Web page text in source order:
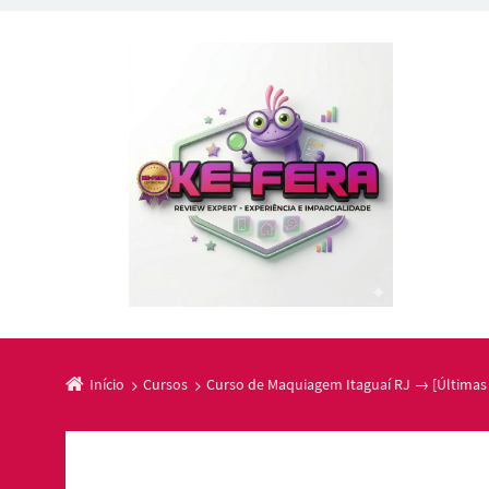
Início Cursos Curso de Maquiagem Itaguaí RJ → [Últimas